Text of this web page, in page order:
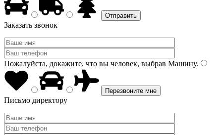
Заказать звонок
Пожалуйста, докажите, что вы человек, выбрав Машину.
Письмо директору